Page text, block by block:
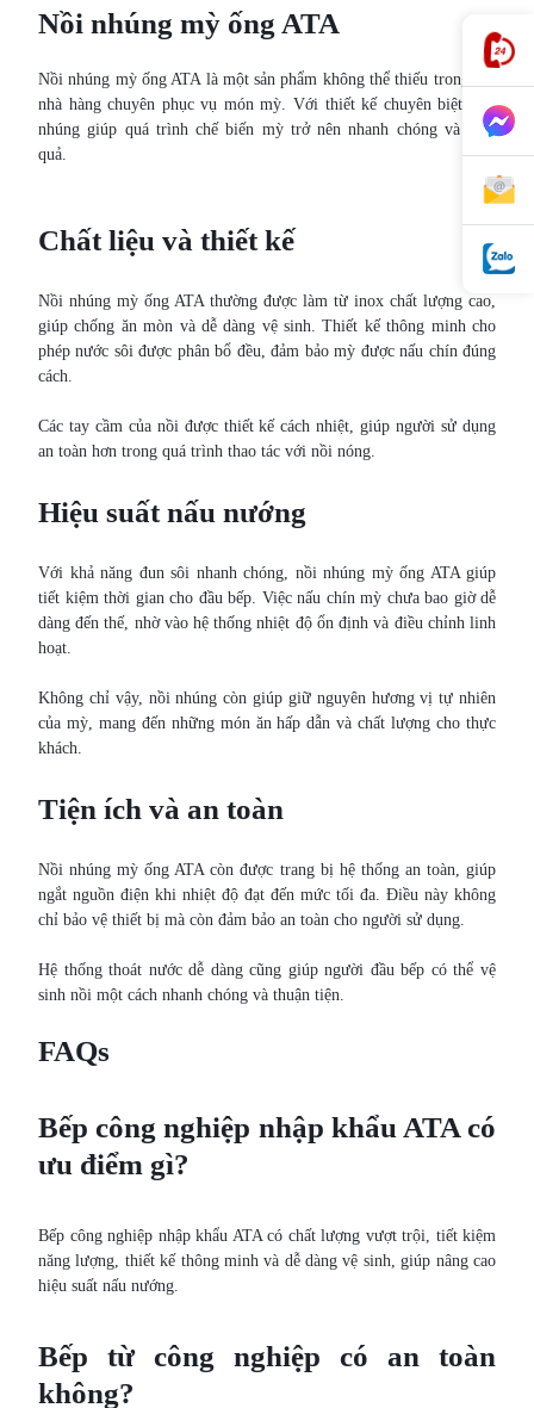
Nồi nhúng mỳ ống ATA
Nồi nhúng mỳ ống ATA là một sản phẩm không thể thiếu trong các
nhà hàng chuyên phục vụ món mỳ. Với thiết kế chuyên biệt, nồi
nhúng giúp quá trình chế biến mỳ trở nên nhanh chóng và hiệu
quả.
Chất liệu và thiết kế
Nồi nhúng mỳ ống ATA thường được làm từ inox chất lượng cao,
giúp chống ăn mòn và dễ dàng vệ sinh. Thiết kế thông minh cho
phép nước sôi được phân bổ đều, đảm bảo mỳ được nấu chín đúng
cách.
Các tay cầm của nồi được thiết kế cách nhiệt, giúp người sử dụng
an toàn hơn trong quá trình thao tác với nồi nóng.
Hiệu suất nấu nướng
Với khả năng đun sôi nhanh chóng, nồi nhúng mỳ ống ATA giúp
tiết kiệm thời gian cho đầu bếp. Việc nấu chín mỳ chưa bao giờ dễ
dàng đến thế, nhờ vào hệ thống nhiệt độ ổn định và điều chỉnh linh
hoạt.
Không chỉ vậy, nồi nhúng còn giúp giữ nguyên hương vị tự nhiên
của mỳ, mang đến những món ăn hấp dẫn và chất lượng cho thực
khách.
Tiện ích và an toàn
Nồi nhúng mỳ ống ATA còn được trang bị hệ thống an toàn, giúp
ngắt nguồn điện khi nhiệt độ đạt đến mức tối đa. Điều này không
chỉ bảo vệ thiết bị mà còn đảm bảo an toàn cho người sử dụng.
Hệ thống thoát nước dễ dàng cũng giúp người đầu bếp có thể vệ
sinh nồi một cách nhanh chóng và thuận tiện.
FAQs
Bếp công nghiệp nhập khẩu ATA có
ưu điểm gì?
Bếp công nghiệp nhập khẩu ATA có chất lượng vượt trội, tiết kiệm
năng lượng, thiết kế thông minh và dễ dàng vệ sinh, giúp nâng cao
hiệu suất nấu nướng.
Bếp từ công nghiệp có an toàn
không?